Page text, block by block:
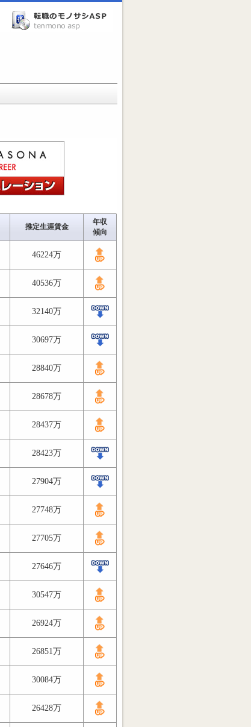
推定生涯賃金
年収
傾向
46224万
40536万
32140万
30697万
28840万
28678万
28437万
28423万
27904万
27748万
27705万
27646万
30547万
26924万
26851万
30084万
26428万